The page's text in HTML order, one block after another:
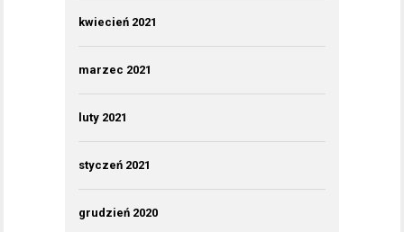
kwiecień 2021
marzec 2021
luty 2021
styczeń 2021
grudzień 2020